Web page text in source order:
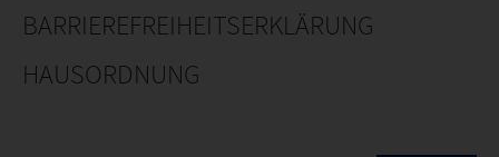
BARRIEREFREIHEITSERKLÄRUNG
HAUSORDNUNG